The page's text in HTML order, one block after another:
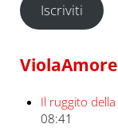
Iscriviti
Il ruggito
08:41